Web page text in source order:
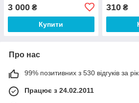
3 000 ₴
Купити
310₴
Про нас
99% позитивних з 530 відгуків за рік
Працює з 24.02.2011